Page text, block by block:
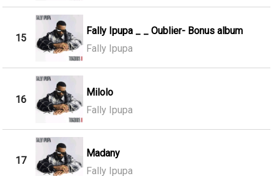
15
Fally Ipupa _ _ Oublier- Bonus album
Fally Ipupa
16
Milolo
Fally Ipupa
17
Madany
Fally Ipupa